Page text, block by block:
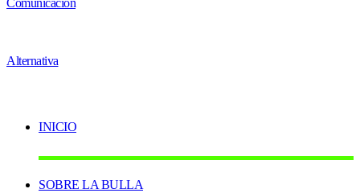
INICIO
SOBRE LA BULLA